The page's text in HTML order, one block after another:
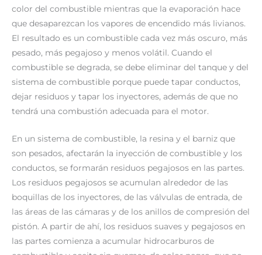
color del combustible mientras que la evaporación hace
que desaparezcan los vapores de encendido más livianos.
El resultado es un combustible cada vez más oscuro, más
pesado, más pegajoso y menos volátil. Cuando el
combustible se degrada, se debe eliminar del tanque y del
sistema de combustible porque puede tapar conductos,
dejar residuos y tapar los inyectores, además de que no
tendrá una combustión adecuada para el motor.
En un sistema de combustible, la resina y el barniz que
son pesados, afectarán la inyección de combustible y los
conductos, se formarán residuos pegajosos en las partes.
Los residuos pegajosos se acumulan alrededor de las
boquillas de los inyectores, de las válvulas de entrada, de
las áreas de las cámaras y de los anillos de compresión del
pistón. A partir de ahí, los residuos suaves y pegajosos en
las partes comienza a acumular hidrocarburos de